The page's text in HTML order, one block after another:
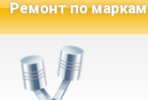
Ремонт по маркам